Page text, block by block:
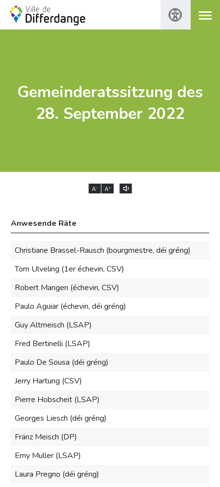
Gemeinderatssitzung des
28. September 2022
A- A+
Anwesende Räte
Christiane Brassel-Rausch (bourgmestre, déi gréng)
Tom Ulveling (1er échevin, CSV)
Robert Mangen (échevin, CSV)
Paulo Aguiar (échevin, déi gréng)
Guy Altmeisch (LSAP)
Fred Bertinelli (LSAP)
Paulo De Sousa (déi gréng)
Jerry Hartung (CSV)
Pierre Hobscheit (LSAP)
Georges Liesch (déi gréng)
Fränz Meisch (DP)
Erny Muller (LSAP)
Laura Pregno (déi gréng)